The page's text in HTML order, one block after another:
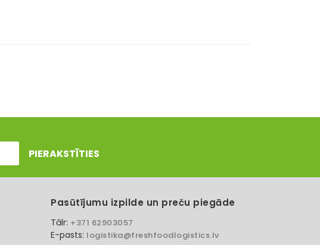
PIERAKSTĪTIES
Pasūtījumu izpilde un preču piegāde
Tālr: +371 62903057
E-pasts: logistika@freshfoodlogistics.lv